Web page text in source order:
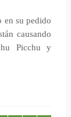
en su pedido
causando
Picchu y